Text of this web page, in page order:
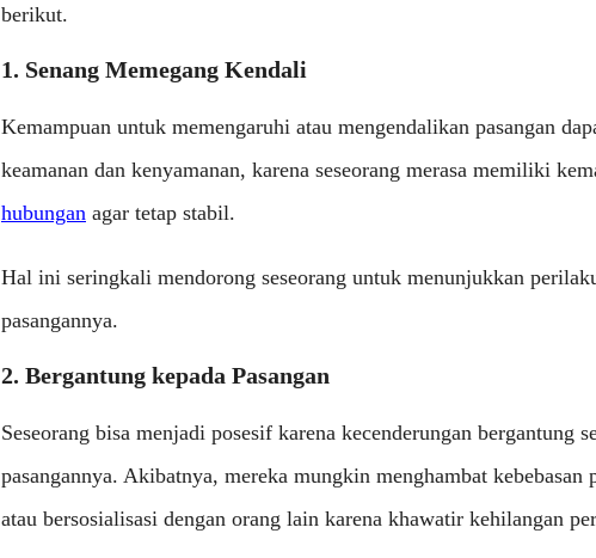
berikut.
1. Senang Memegang Kendali
Kemampuan untuk memengaruhi atau mengendalikan pasangan
keamanan dan kenyamanan, karena seseorang merasa memiliki
hubungan agar tetap stabil.
Hal ini seringkali mendorong seseorang untuk menunjukkan
pasangannya.
2. Bergantung kepada Pasangan
Seseorang bisa menjadi posesif karena kecenderungan bergantung
pasangannya. Akibatnya, mereka mungkin menghambat kebebasan
atau bersosialisasi dengan orang lain karena khawatir kehilangan